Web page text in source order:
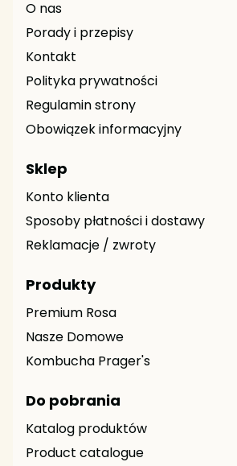
O nas
Porady i przepisy
Kontakt
Polityka prywatności
Regulamin strony
Obowiązek informacyjny
Sklep
Konto klienta
Sposoby płatności i dostawy
Reklamacje / zwroty
Produkty
Premium Rosa
Nasze Domowe
Kombucha Prager's
Do pobrania
Katalog produktów
Product catalogue